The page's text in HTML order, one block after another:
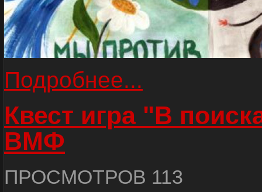
Подробнее...
Квест игра "В
ВМФ
ПРОСМОТРОВ 113